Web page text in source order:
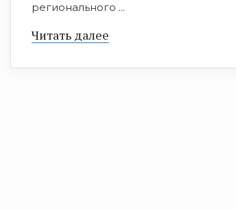
регионального ...
Читать далее